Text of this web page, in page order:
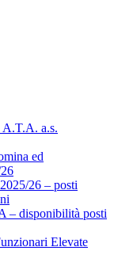
A.T.A. a.s.
ed
26 – posti
– disponibilità posti
Elevate